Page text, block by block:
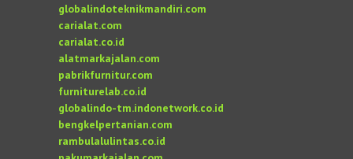
globalindoteknikmandiri.com
carialat.com
carialat.co.id
alatmarkajalan.com
pabrikfurnitur.com
furniturelab.co.id
globalindo-tm.indonetwork.co.id
bengkelpertanian.com
rambulalulintas.co.id